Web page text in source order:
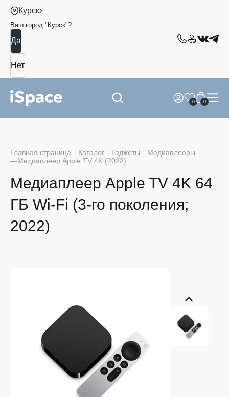
Курск
Ваш город " Курск"?
0 0
Главная страница Каталог Гаджеты
Медиаплееры
Медиаплеер Apple TV 4K (2022)
Медиаплеер Apple TV 4K 64
ГБ Wi-Fi (3-го поколения;
2022)